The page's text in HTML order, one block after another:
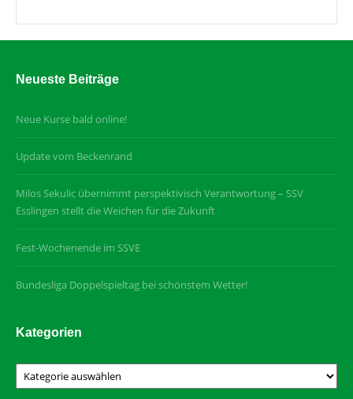
Neueste Beiträge
Neue Kurse bald online!
Update vom Beckenrand
Milos Sekulic übernimmt perspektivisch Verantwortung – SSV
Esslingen stellt die Weichen für die Zukunft
Fest-Wochenende im SSVE
Bundesliga Doppelspieltag bei schönstem Wetter!
Kategorien
Kategorien